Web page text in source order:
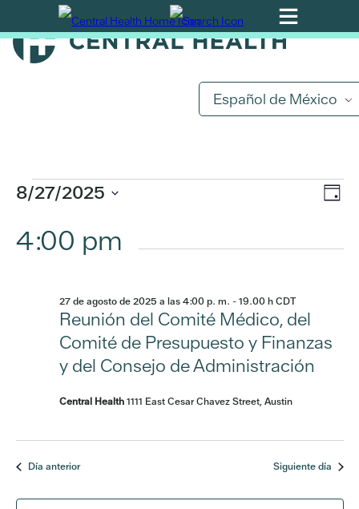
al
contenido
Español de México
agosto
27,
2025
de
Día
8/27/2025
fecha.
4:00 pm
Reunión del Comité Médico, del
Comité de Presupuesto y Finanzas
y del Consejo de Administración
27 de agosto de 2025 a las 4:00 p. m. -19.00 h CDT
Central Health1111 East Cesar Chavez Street, Austin
Día anterior Siguiente día